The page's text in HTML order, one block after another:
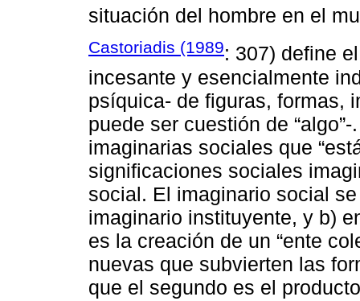
situación del hombre en el
Castoriadis (1989: 307) define
incesante y esencialmente
psíquica- de figuras, formas,
puede ser cuestión de
imaginarias sociales que
significaciones sociales
social. El imaginario social
imaginario instituyente, y b)
es la creación de un “ente
nuevas que subvierten las
que el segundo es el